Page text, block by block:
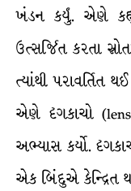
ખંડન કર્યું. એણે
ઉત્સર્જિત કરતા
ત્યાંથી
એણે દૃગકાચો
અભ્યાસ કર્યો.
એક બિંદુએ